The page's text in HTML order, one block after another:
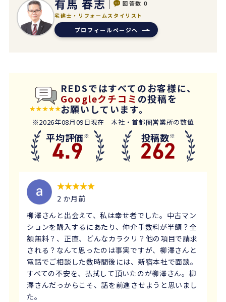
有馬 春志 回答数 0
宅建士・リフォームスタイリスト
プロフィールページへ
REDSではすべてのお客様に、
Googleクチコミ の投稿を
お願いしています。
※2026年08月09日現在 本社・首都圏営業所の数値
平均評価※
4.9 投稿数※
262
2 か月前
柳澤さんと出会えて、私は幸せ者でした。中古マン
ションを購入するにあたり、仲介手数料が半額？全
額無料？、正直、どんなカラクリ？他の項目で請求
される？なんて思ったのは事実ですが、柳澤さんと
電話でご相談した数時間後には、新宿本社で面談。
すべての不安を、払拭して頂いたのが柳澤さん。柳
澤さんだっからこそ、話を前進させようと思いまし
た。